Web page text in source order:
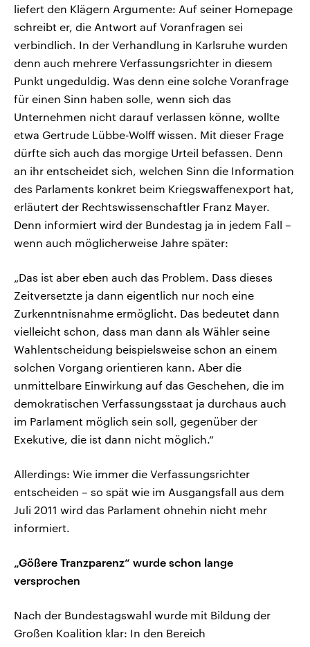
liefert den Klägern Argumente: Auf seiner Homepage
schreibt er, die Antwort auf Voranfragen sei
verbindlich. In der Verhandlung in Karlsruhe wurden
denn auch mehrere Verfassungsrichter in diesem
Punkt ungeduldig. Was denn eine solche Voranfrage
für einen Sinn haben solle, wenn sich das
Unternehmen nicht darauf verlassen könne, wollte
etwa Gertrude Lübbe-Wolff wissen. Mit dieser Frage
dürfte sich auch das morgige Urteil befassen. Denn
an ihr entscheidet sich, welchen Sinn die Information
des Parlaments konkret beim Kriegswaffenexport hat,
erläutert der Rechtswissenschaftler Franz Mayer.
Denn informiert wird der Bundestag ja in jedem Fall –
wenn auch möglicherweise Jahre später:
„Das ist aber eben auch das Problem. Dass dieses
Zeitversetzte ja dann eigentlich nur noch eine
Zurkenntnisnahme ermöglicht. Das bedeutet dann
vielleicht schon, dass man dann als Wähler seine
Wahlentscheidung beispielsweise schon an einem
solchen Vorgang orientieren kann. Aber die
unmittelbare Einwirkung auf das Geschehen, die im
demokratischen Verfassungsstaat ja durchaus auch
im Parlament möglich sein soll, gegenüber der
Exekutive, die ist dann nicht möglich.“
Allerdings: Wie immer die Verfassungsrichter
entscheiden – so spät wie im Ausgangsfall aus dem
Juli 2011 wird das Parlament ohnehin nicht mehr
informiert.
„Gößere Tranzparenz“ wurde schon lange
versprochen
Nach der Bundestagswahl wurde mit Bildung der
Großen Koalition klar: In den Bereich